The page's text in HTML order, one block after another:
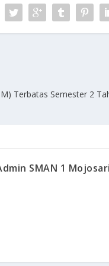
Terbatas Semester 2
SMAN 1 Mojosari